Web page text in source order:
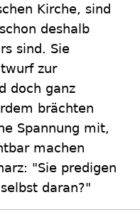
Kirche, sind
deshalb
sind. Sie
zur
doch ganz
brächten
Spannung mit,
machen
"Sie predigen
daran?"